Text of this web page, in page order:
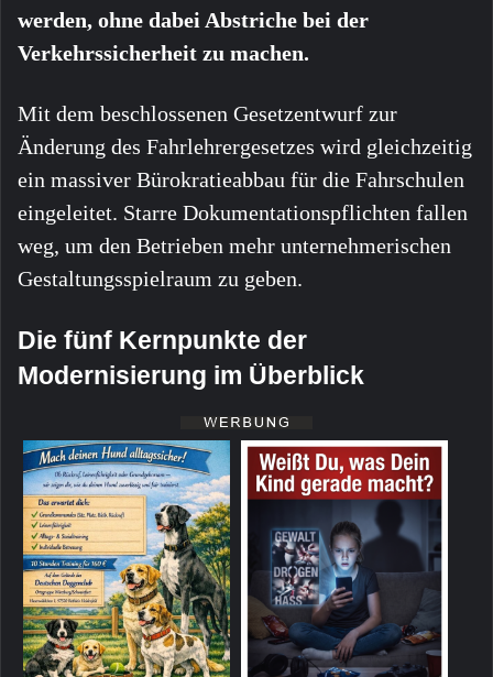
werden, ohne dabei Abstriche bei der
Verkehrssicherheit zu machen.
Mit dem beschlossenen Gesetzentwurf zur
Änderung des Fahrlehrergesetzes wird gleichzeitig
ein massiver Bürokratieabbau für die Fahrschulen
eingeleitet. Starre Dokumentationspflichten fallen
weg, um den Betrieben mehr unternehmerischen
Gestaltungsspielraum zu geben.
Die fünf Kernpunkte der
Modernisierung im Überblick